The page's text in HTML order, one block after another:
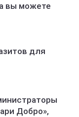
вы можете
для
Добро»,